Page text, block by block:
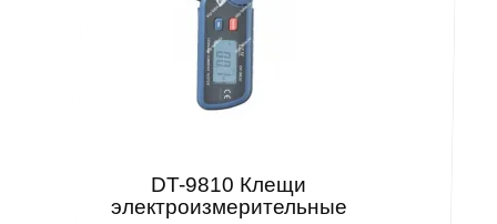
DT-9810 Клещи
электроизмерительные